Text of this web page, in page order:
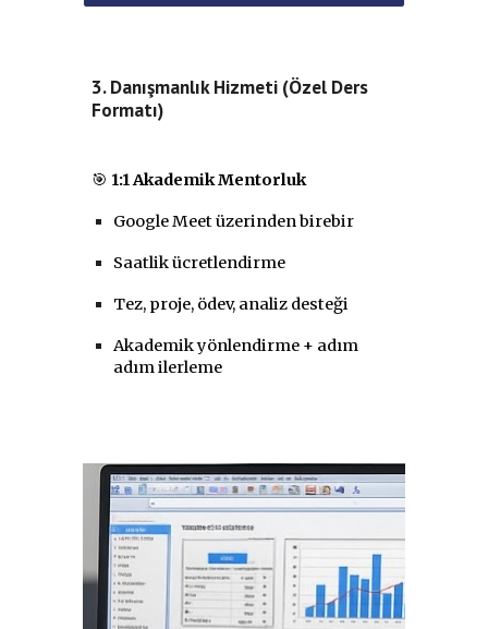
3. Danışmanlık Hizmeti (Özel Ders
Formatı)
🎯 1:1 Akademik Mentorluk
Google Meet üzerinden birebir
Saatlik ücretlendirme
Tez, proje, ödev, analiz desteği
Akademik yönlendirme + adım
adım ilerleme